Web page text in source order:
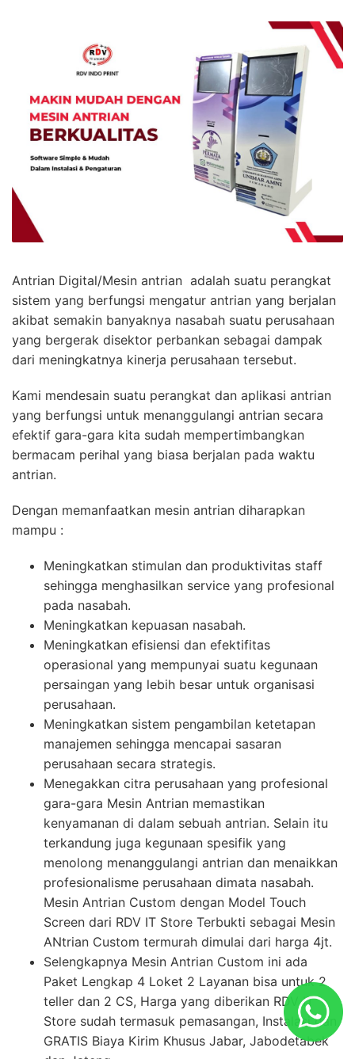
Antrian Digital/Mesin antrian adalah suatu perangkat
sistem yang berfungsi mengatur antrian yang berjalan
akibat semakin banyaknya nasabah suatu perusahaan
yang bergerak disektor perbankan sebagai dampak
dari meningkatnya kinerja perusahaan tersebut.
Kami mendesain suatu perangkat dan aplikasi antrian
yang berfungsi untuk menanggulangi antrian secara
efektif gara-gara kita sudah mempertimbangkan
bermacam perihal yang biasa berjalan pada waktu
antrian.
Dengan memanfaatkan mesin antrian diharapkan
mampu :
Meningkatkan stimulan dan produktivitas staff
sehingga menghasilkan service yang profesional
pada nasabah.
Meningkatkan kepuasan nasabah.
Meningkatkan efisiensi dan efektifitas
operasional yang mempunyai suatu kegunaan
persaingan yang lebih besar untuk organisasi
perusahaan.
Meningkatkan sistem pengambilan ketetapan
manajemen sehingga mencapai sasaran
perusahaan secara strategis.
Menegakkan citra perusahaan yang profesional
gara-gara Mesin Antrian memastikan
kenyamanan di dalam sebuah antrian. Selain itu
terkandung juga kegunaan spesifik yang
menolong menanggulangi antrian dan menaikkan
profesionalisme perusahaan dimata nasabah.
Mesin Antrian Custom dengan Model Touch
Screen dari RDV IT Store Terbukti sebagai Mesin
ANtrian Custom termurah dimulai dari harga 4jt.
Selengkapnya Mesin Antrian Custom ini ada
Paket Lengkap 4 Loket 2 Layanan bisa untuk 2
teller dan 2 CS, Harga yang diberikan RDV IT
Store sudah termasuk pemasangan, Instalasi dan
GRATIS Biaya Kirim Khusus Jabar, Jabodetabek